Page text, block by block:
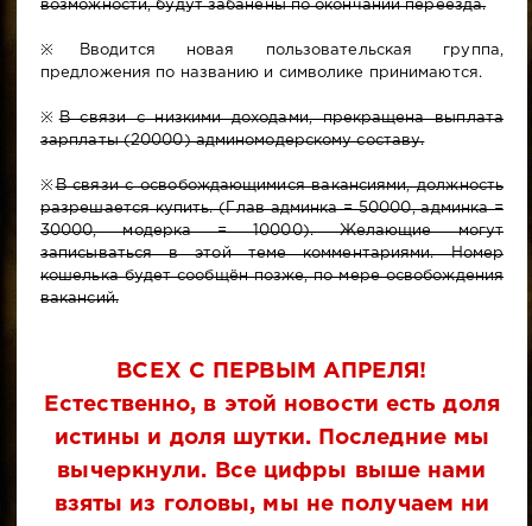
возможности, будут забанены по окончании переезда.
※Вводится новая пользовательская группа,
предложения по названию и символике принимаются.
※В связи с низкими доходами, прекращена выплата
зарплаты (20000) админомодерскому составу.
※В связи с освобождающимися вакансиями, должность
разрешается купить. (Глав админка = 50000, админка =
30000, модерка = 10000). Желающие могут
записываться в этой теме комментариями. Номер
кошелька будет сообщён позже, по мере освобождения
вакансий.
ВСЕХ С ПЕРВЫМ АПРЕЛЯ!
Естественно, в этой новости есть доля
истины и доля шутки. Последние мы
вычеркнули. Все цифры выше нами
взяты из головы, мы не получаем ни